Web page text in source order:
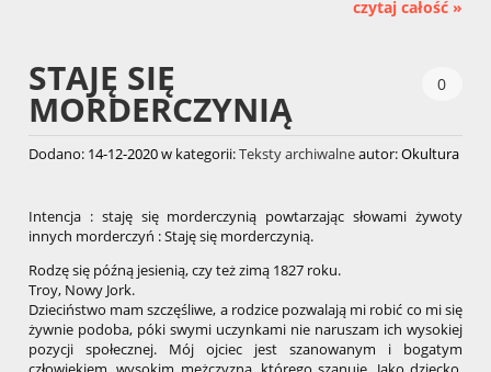
czytaj całość »
STAJĘ SIĘ
MORDERCZYNIĄ
0
Dodano: 14-12-2020w kategorii:Teksty archiwalneautor:Okultura
Intencja : staję się morderczynią powtarzając słowami żywoty
innych morderczyń : Staję się morderczynią.
Rodzę się późną jesienią, czy też zimą 1827 roku.
Troy, Nowy Jork.
Dzieciństwo mam szczęśliwe, a rodzice pozwalają mi robić co mi się
żywnie podoba, póki swymi uczynkami nie naruszam ich wysokiej
pozycji społecznej. Mój ojciec jest szanowanym i bogatym